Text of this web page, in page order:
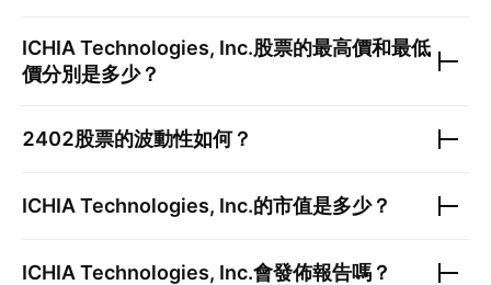
ICHIA Technologies, Inc.股票的最高價和最低
價分別是多少？
2402股票的波動性如何？
ICHIA Technologies, Inc.的市值是多少？
ICHIA Technologies, Inc.會發佈報告嗎？